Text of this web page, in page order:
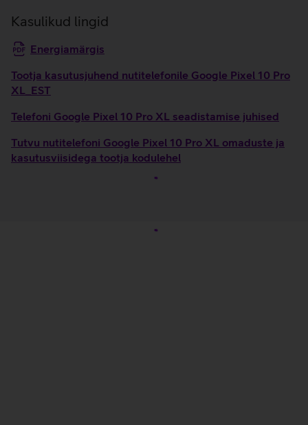
Kasulikud lingid
Energiamärgis
Tootja kasutusjuhend nutitelefonile Google Pixel 10 Pro
XL_EST
Telefoni Google Pixel 10 Pro XL seadistamise juhised
Tutvu nutitelefoni Google Pixel 10 Pro XL omaduste ja
kasutusviisidega tootja kodulehel